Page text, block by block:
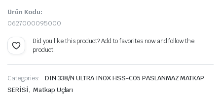
Ürün Kodu:
0627000095000
Did you like this product? Add to favorites now and follow the
product.
Categories:
DIN 338/N ULTRA INOX HSS-CO5 PASLANMAZ MATKAP
SERİSİ , Matkap Uçları
– Ahşap Birleştiriciler